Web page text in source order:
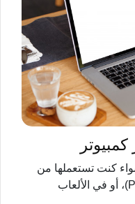
كنت تستعملها من
أجل عروض باوربوينت (PowerPoint)، أو في الألعاب